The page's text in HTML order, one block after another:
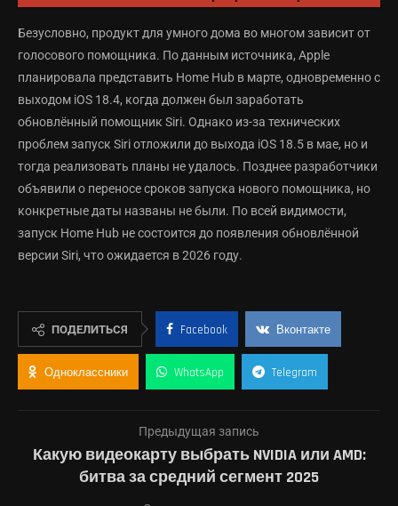
Безусловно, продукт для умного дома во многом зависит от
голосового помощника. По данным источника, Apple
планировала представить Home Hub в марте, одновременно с
выходом iOS 18.4, когда должен был заработать
обновлённый помощник Siri. Однако из-за технических
проблем запуск Siri отложили до выхода iOS 18.5 в мае, но и
тогда реализовать планы не удалось. Позднее разработчики
объявили о переносе сроков запуска нового помощника, но
конкретные даты названы не были. По всей видимости,
запуск Home Hub не состоится до появления обновлённой
версии Siri, что ожидается в 2026 году.
ПОДЕЛИТЬСЯ Facebook Вконтакте
Одноклассники WhatsApp Telegram
Предыдущая запись
Какую видеокарту выбрать NVIDIA или AMD:
битва за средний сегмент 2025